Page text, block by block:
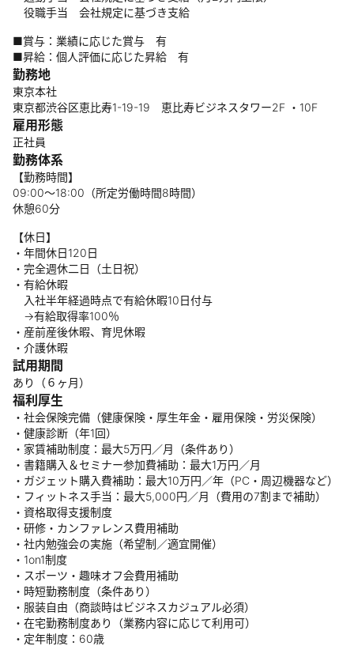
役職手当 会社規定に基づき支給
■賞与：業績に応じた賞与 有
■昇給：個人評価に応じた昇給 有
勤務地
東京本社
東京都渋谷区恵比寿1-19-19 恵比寿ビジネスタワー2F ・10F
雇用形態
正社員
勤務体系
【勤務時間】
09:00～18:00（所定労働時間8時間）
休憩60分
【休日】
・年間休日120日
・完全週休二日（土日祝）
・有給休暇
入社半年経過時点で有給休暇10日付与
→有給取得率100％
・産前産後休暇、育児休暇
・介護休暇
試用期間
あり（６ヶ月）
福利厚生
・社会保険完備（健康保険・厚生年金・雇用保険・労災保険）
・健康診断（年1回）
・家賃補助制度：最大5万円／月（条件あり）
・書籍購入＆セミナー参加費補助：最大1万円／月
・ガジェット購入費補助：最大10万円／年（PC・周辺機器など）
・フィットネス手当：最大5,000円／月（費用の7割まで補助）
・資格取得支援制度
・研修・カンファレンス費用補助
・社内勉強会の実施（希望制／適宜開催）
・1on1制度
・スポーツ・趣味オフ会費用補助
・時短勤務制度（条件あり）
・服装自由（商談時はビジネスカジュアル必須）
・在宅勤務制度あり（業務内容に応じて利用可）
・定年制度：60歳